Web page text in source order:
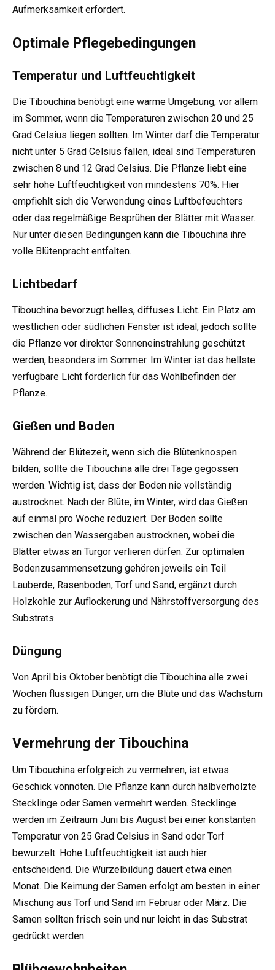
Aufmerksamkeit erfordert.
Optimale Pflegebedingungen
Temperatur und Luftfeuchtigkeit
Die Tibouchina benötigt eine warme Umgebung, vor allem
im Sommer, wenn die Temperaturen zwischen 20 und 25
Grad Celsius liegen sollten. Im Winter darf die Temperatur
nicht unter 5 Grad Celsius fallen, ideal sind Temperaturen
zwischen 8 und 12 Grad Celsius. Die Pflanze liebt eine
sehr hohe Luftfeuchtigkeit von mindestens 70%. Hier
empfiehlt sich die Verwendung eines Luftbefeuchters
oder das regelmäßige Besprühen der Blätter mit Wasser.
Nur unter diesen Bedingungen kann die Tibouchina ihre
volle Blütenpracht entfalten.
Lichtbedarf
Tibouchina bevorzugt helles, diffuses Licht. Ein Platz am
westlichen oder südlichen Fenster ist ideal, jedoch sollte
die Pflanze vor direkter Sonneneinstrahlung geschützt
werden, besonders im Sommer. Im Winter ist das hellste
verfügbare Licht förderlich für das Wohlbefinden der
Pflanze.
Gießen und Boden
Während der Blütezeit, wenn sich die Blütenknospen
bilden, sollte die Tibouchina alle drei Tage gegossen
werden. Wichtig ist, dass der Boden nie vollständig
austrocknet. Nach der Blüte, im Winter, wird das Gießen
auf einmal pro Woche reduziert. Der Boden sollte
zwischen den Wassergaben austrocknen, wobei die
Blätter etwas an Turgor verlieren dürfen. Zur optimalen
Bodenzusammensetzung gehören jeweils ein Teil
Lauberde, Rasenboden, Torf und Sand, ergänzt durch
Holzkohle zur Auflockerung und Nährstoffversorgung des
Substrats.
Düngung
Von April bis Oktober benötigt die Tibouchina alle zwei
Wochen flüssigen Dünger, um die Blüte und das Wachstum
zu fördern.
Vermehrung der Tibouchina
Um Tibouchina erfolgreich zu vermehren, ist etwas
Geschick vonnöten. Die Pflanze kann durch halbverholzte
Stecklinge oder Samen vermehrt werden. Stecklinge
werden im Zeitraum Juni bis August bei einer konstanten
Temperatur von 25 Grad Celsius in Sand oder Torf
bewurzelt. Hohe Luftfeuchtigkeit ist auch hier
entscheidend. Die Wurzelbildung dauert etwa einen
Monat. Die Keimung der Samen erfolgt am besten in einer
Mischung aus Torf und Sand im Februar oder März. Die
Samen sollten frisch sein und nur leicht in das Substrat
gedrückt werden.